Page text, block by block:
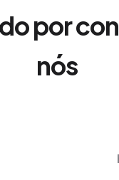
por
nós